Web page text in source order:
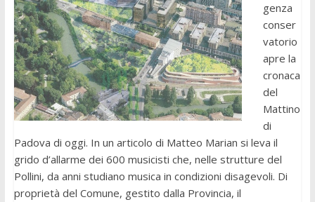
genza
conser
vatorio
apre la
cronaca
del
Mattino
di
Padova di oggi. In un articolo di Matteo Marian si leva il
grido d’allarme dei 600 musicisti che, nelle strutture del
Pollini, da anni studiano musica in condizioni disagevoli. Di
proprietà del Comune, gestito dalla Provincia, il